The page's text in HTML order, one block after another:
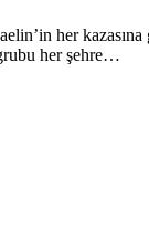
her kazasına
her şehre…